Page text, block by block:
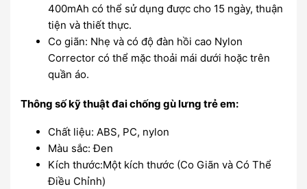
400mAh có thể sử dụng được cho 15 ngày, thuận
tiện và thiết thực.
Co giãn: Nhẹ và có độ đàn hồi cao Nylon
Corrector có thể mặc thoải mái dưới hoặc trên
quần áo.
Thông số kỹ thuật đai chống gù lưng trẻ em:
Chất liệu: ABS, PC, nylon
Màu sắc: Đen
Kích thước:Một kích thước (Co Giãn và Có Thể
Điều Chỉnh)